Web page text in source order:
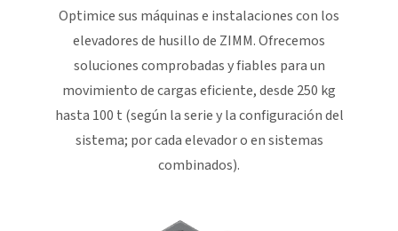
Optimice sus máquinas e instalaciones con los
elevadores de husillo de ZIMM. Ofrecemos
soluciones comprobadas y fiables para un
movimiento de cargas eficiente, desde 250 kg
hasta 100 t (según la serie y la configuración del
sistema; por cada elevador o en sistemas
combinados).